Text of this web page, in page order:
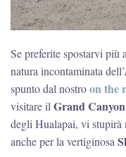
Se preferite spostarvi più
natura incontaminata
spunto dal nostroon the
visitare ilGrand
degli Hualapai, vi stupirà
anche per la vertiginosa